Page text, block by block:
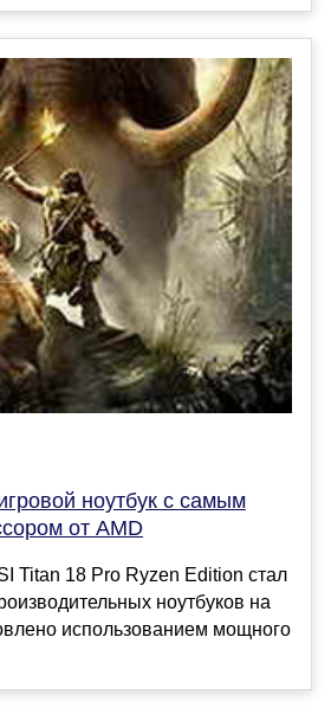
ноутбук с самым
от AMD
Titan 18 Pro Ryzen Edition стал
ноутбуков на
использованием мощного